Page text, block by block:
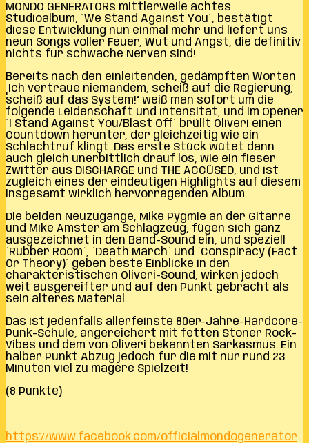
MONDO GENERATORs mittlerweile achtes
Studioalbum, ´We Stand Against You´, bestätigt
diese Entwicklung nun einmal mehr und liefert uns
neun Songs voller Feuer, Wut und Angst, die definitiv
nichts für schwache Nerven sind!
Bereits nach den einleitenden, gedämpften Worten
„Ich vertraue niemandem, scheiß auf die Regierung,
scheiß auf das System!“ weiß man sofort um die
folgende Leidenschaft und Intensität, und im Opener
´I Stand Against You/Blast Off´ brüllt Oliveri einen
Countdown herunter, der gleichzeitig wie ein
Schlachtruf klingt. Das erste Stück wütet dann
auch gleich unerbittlich drauf los, wie ein fieser
Zwitter aus DISCHARGE und THE ACCÜSED, und ist
zugleich eines der eindeutigen Highlights auf diesem
insgesamt wirklich hervorragenden Album.
Die beiden Neuzugänge, Mike Pygmie an der Gitarre
und Mike Amster am Schlagzeug, fügen sich ganz
ausgezeichnet in den Band-Sound ein, und speziell
´Rubber Room´, ´Death March´ und ´Conspiracy (Fact
Or Theory)´ geben beste Einblicke in den
charakteristischen Oliveri-Sound, wirken jedoch
weit ausgereifter und auf den Punkt gebracht als
sein älteres Material.
Das ist jedenfalls allerfeinste 80er-Jahre-Hardcore-
Punk-Schule, angereichert mit fetten Stoner Rock-
Vibes und dem von Oliveri bekannten Sarkasmus. Ein
halber Punkt Abzug jedoch für die mit nur rund 23
Minuten viel zu magere Spielzeit!
(8 Punkte)
https://www.facebook.com/officialmondogenerator